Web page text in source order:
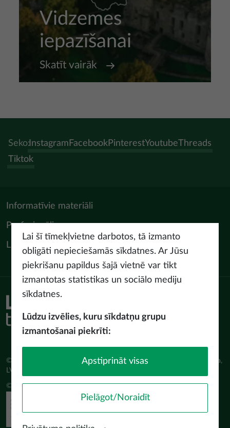
Vidzemes
iepazīšanai
Skatīt vairāk
Seko:Instagram FacebookPinterestYoutubeThreads
Tiktok
Informatīvie materiāli
Profesionāļiem
LIAA Tūrisma departaments
© Latvijas Investīciju un attīstības aģentūra (LIAA) Pērses iela 2, Rīga,
LV-1442 www.liaa.gov.lv
© 2026 latvia.travel. All rights reserved
Lietošanas noteikumi
Lai šī tīmekļvietne darbotos, tā izmanto
obligāti nepieciešamās sīkdatnes. Ar Jūsu
piekrišanu papildus šajā vietnē var tikt
izmantotas statistikas un sociālo mediju
sīkdatnes.
Lūdzu izvēlies, kuru sīkdatņu grupu
izmantošanai piekrīti:
Apstiprināt visas
Pielāgot/Noraidīt